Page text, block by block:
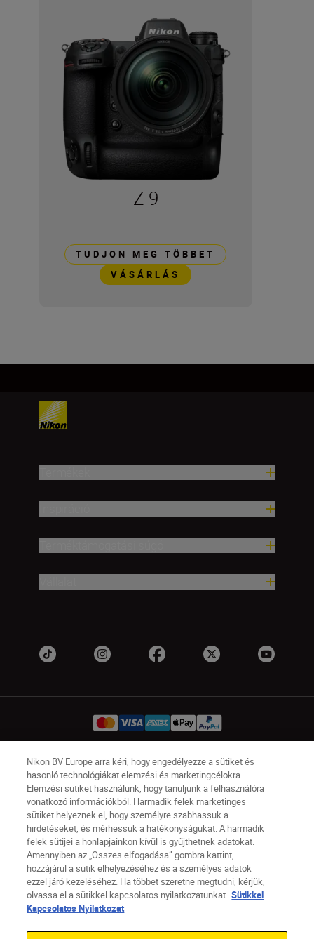
Z 9
TUDJON MEG TÖBBET
VÁSÁRLÁS
HU Nikon Sites
Lépjen kapcsolatba velünk
Adatvédelmi nyilatkozat
Jogi nyilatkozat
Nikon Store szerződési feltételek
Sütikkel kapcsolatos nyilatkozat
Akadálymentesség
Sütikre vonatkozó beállítások
© 2026 Nikon
Nikon BV Europe arra kéri, hogy engedélyezze a sütiket és
hasonló technológiákat elemzési és marketingcélokra.
Elemzési sütiket használunk, hogy tanuljunk a felhasználóra
vonatkozó információkból. Harmadik felek marketinges
sütiket helyeznek el, hogy személyre szabhassuk a
hirdetéseket, és mérhessük a hatékonyságukat. A harmadik
felek sütijei a honlapjainkon kívül is gyűjthetnek adatokat.
Amennyiben az „Összes elfogadása” gombra kattint,
hozzájárul a sütik elhelyezéséhez és a személyes adatok
ezzel járó kezeléséhez. Ha többet szeretne megtudni, kérjük,
olvassa el a sütikkel kapcsolatos nyilatkozatunkat. Sütikkel
Kapcsolatos Nyilatkozat